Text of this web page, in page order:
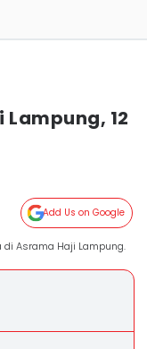
Lampung, 12
Add Us on Google
Asrama Haji Lampung.